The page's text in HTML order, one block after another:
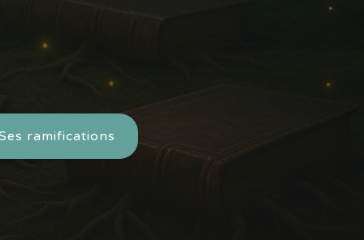
ramifications